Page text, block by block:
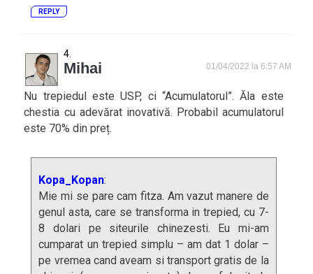
REPLY
Mihai 01/04/2022 la 6:57 AM
Nu trepiedul este USP, ci “Acumulatorul”. Ăla este
chestia cu adevărat inovativă. Probabil acumulatorul
este 70% din preț.
Kopa_Kopan:
Mie mi se pare cam fitza. Am vazut manere de
genul asta, care se transforma in trepied, cu 7-
8 dolari pe siteurile chinezesti. Eu mi-am
cumparat un trepied simplu – am dat 1 dolar –
pe vremea cand aveam si transport gratis de la